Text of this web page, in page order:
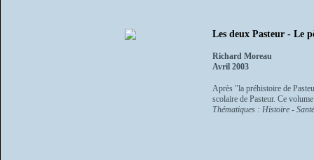
Les deux Pasteur - Le
Richard Moreau
Avril 2003
Après "la préhistoire de
scolaire de Pasteur. Ce
Thématiques : Histoire -